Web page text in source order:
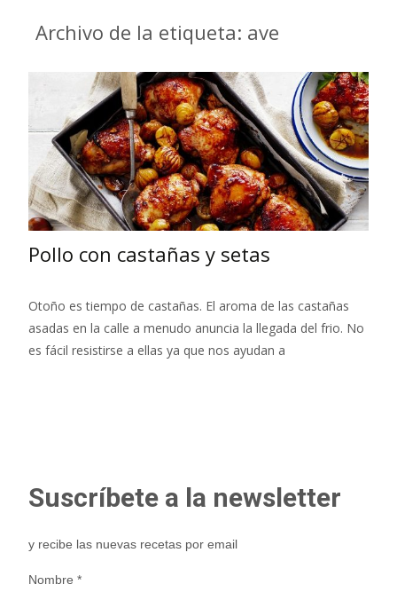
Archivo de la etiqueta: ave
Pollo con castañas y setas
Otoño es tiempo de castañas. El aroma de las castañas
asadas en la calle a menudo anuncia la llegada del frio. No
es fácil resistirse a ellas ya que nos ayudan a
Suscríbete a la newsletter
y recibe las nuevas recetas por email
Nombre *